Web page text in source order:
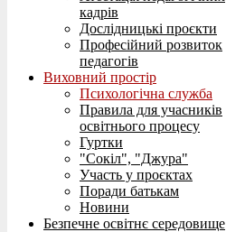
кадрів
Дослідницькі проєкти
Професійний розвиток
педагогів
Виховний простір
Психологічна служба
Правила для учасників
освітнього процесу
Гуртки
"Сокіл", "Джура"
Участь у проєктах
Поради батькам
Новини
Безпечне освітнє середовище